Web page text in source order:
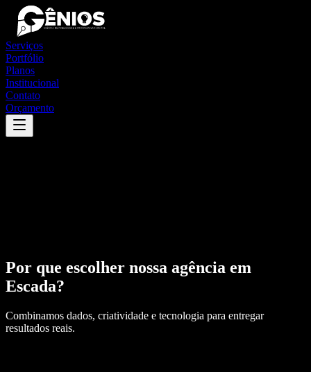
Serviços
Portfólio
Planos
Institucional
Contato
Orçamento
Por que escolher nossa agência em
Escada?
Combinamos dados, criatividade e tecnologia para entregar
resultados reais.